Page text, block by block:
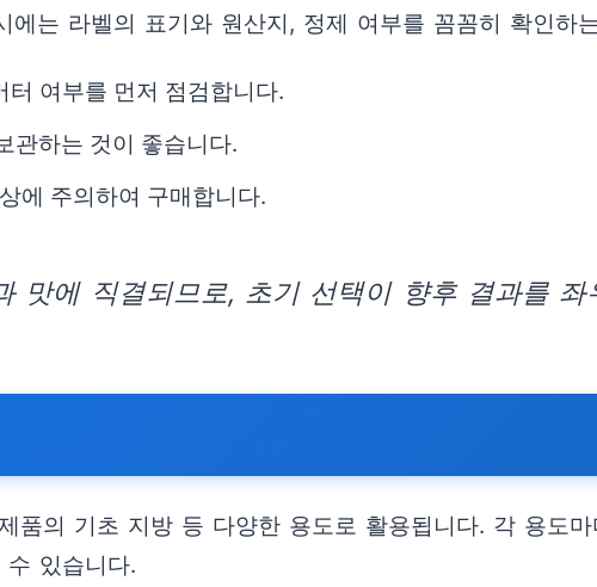
는 라벨의 표기와 원산지, 정제 여부를 꼼꼼히 확인하
여부를 먼저 점검합니다.
관하는 것이 좋습니다.
에 주의하여 구매합니다.
맛에 직결되므로, 초기 선택이 향후 결과를 좌
품의 기초 지방 등 다양한 용도로 활용됩니다. 각 용도
있습니다.